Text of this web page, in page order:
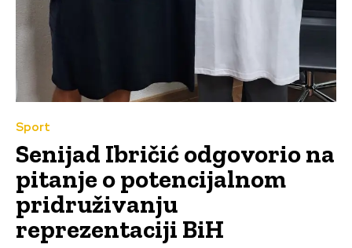
Sport
Senijad Ibričić odgovorio na
pitanje o potencijalnom
pridruživanju
reprezentaciji BiH